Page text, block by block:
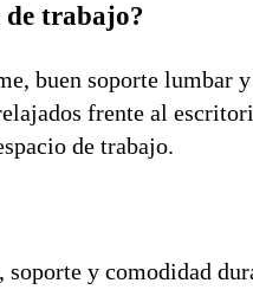
de trabajo?
buen soporte lumbar
frente al
de trabajo.
y comodidad